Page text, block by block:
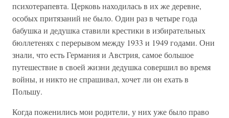
психотерапевта. Церковь находилась в их же деревне,
особых притязаний не было. Один раз в четыре года
бабушка и дедушка ставили крестики в избирательных
бюллетенях с перерывом между 1933 и 1949 годами. Они
знали, что есть Германия и Австрия, самое большое
путешествие в своей жизни дедушка совершил во время
войны, и никто не спрашивал, хочет ли он ехать в
Польшу.
Когда поженились мои родители, у них уже было право